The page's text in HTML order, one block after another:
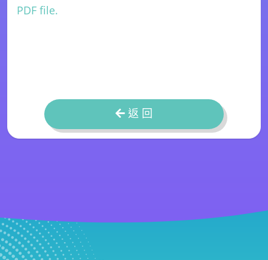
PDF file.
返 回